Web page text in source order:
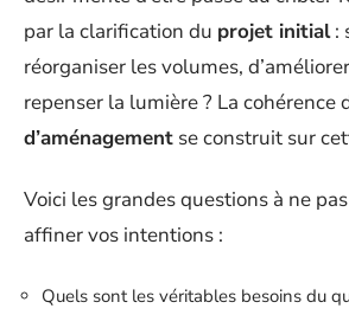
par la clarification du projet initial:
réorganiser les volumes,
repenser la lumière ? La cohérence
d’aménagement se construit sur
Voici les grandes questions à ne
affiner vos intentions :
Quels sont les véritables besoins du